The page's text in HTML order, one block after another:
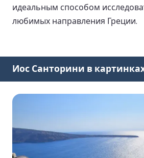
идеальным способом
любимых направления Греции.
Иос Санторини в